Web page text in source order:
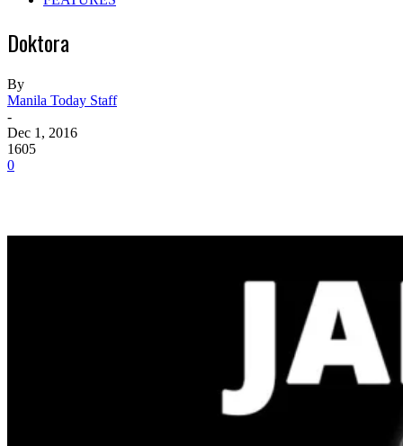
Doktora
By
Manila Today Staff
-
Dec 1, 2016
1605
0